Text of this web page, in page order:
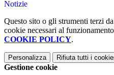
Notizie
Questo sito o gli strumenti terzi
cookie necessari al
COOKIE POLICY.
Personalizza Rifiuta tutti i
Gestione cookie